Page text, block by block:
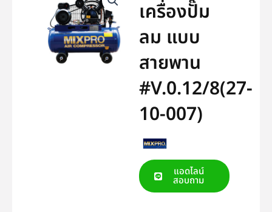
เครื่องปั๊ม
ลม แบบ
สายพาน
#V.0.12/8(27-
10-007)
แอดไลน์
สอบถาม